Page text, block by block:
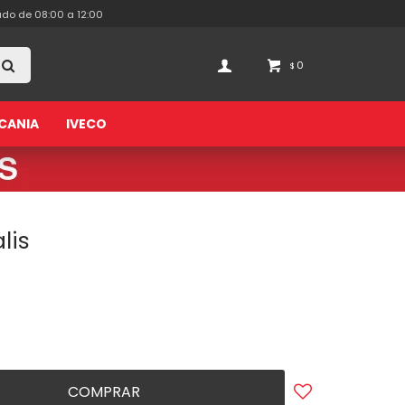
IVECO
$ 0
de 08:00 a 12:00
COMPRAR